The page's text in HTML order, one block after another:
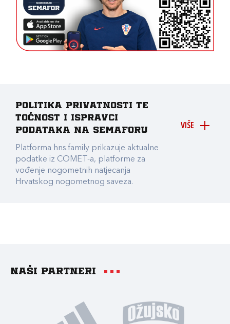
VIŠE
Politika privatnosti te
točnost i ispravci
podataka na Semaforu
Platforma hns.family prikazuje aktualne
podatke iz COMET-a, platforme za
vođenje nogometnih natjecanja
Hrvatskog nogometnog saveza.
Naši partneri